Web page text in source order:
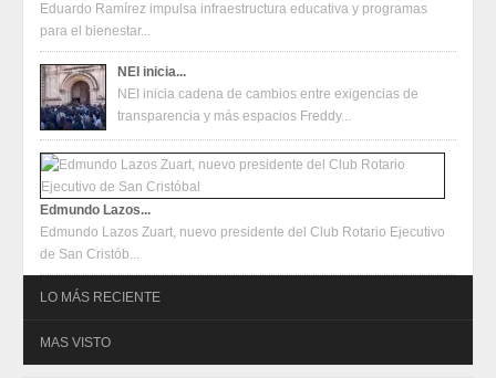
Eduardo Ramírez impulsa infraestructura educativa y programas
para el bienestar...
NEI inicia...
NEI inicia cadena de cambios entre exigencias de
transparencia y más espacios Freddy...
Edmundo Lazos...
Edmundo Lazos Zuart, nuevo presidente del Club Rotario Ejecutivo
de San Cristób...
LO MÁS RECIENTE
2026-08-04
MAS VISTO